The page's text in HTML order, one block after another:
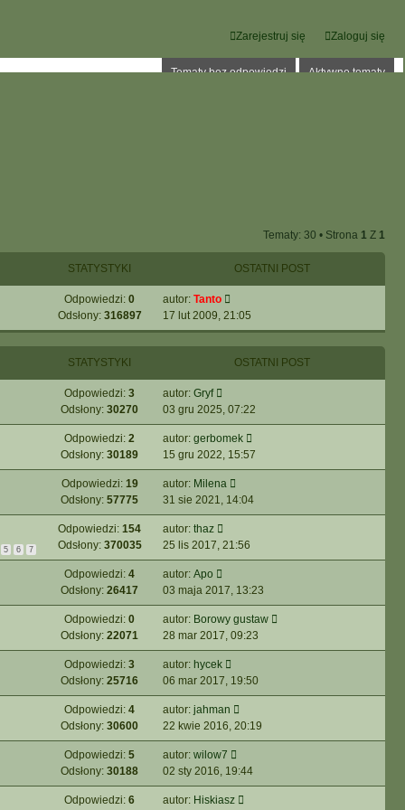
Zaloguj się
Zarejestruj się
Tematy bez odpowiedzi Aktywne tematy
Tematy: 30 • Strona 1 Z 1
STATYSTYKI OSTATNI POST
Odpowiedzi: 0
Odsłony: 316897
autor: Tanto
17 lut 2009, 21:05
STATYSTYKI OSTATNI POST
Odpowiedzi: 3
Odsłony: 30270
autor: Gryf
03 gru 2025, 07:22
Odpowiedzi: 2
Odsłony: 30189
autor: gerbomek
15 gru 2022, 15:57
Odpowiedzi: 19
Odsłony: 57775
autor: Milena
31 sie 2021, 14:04
5 6 7
Odpowiedzi: 154
Odsłony: 370035
autor: thaz
25 lis 2017, 21:56
Odpowiedzi: 4
Odsłony: 26417
autor: Apo
03 maja 2017, 13:23
Odpowiedzi: 0
Odsłony: 22071
autor: Borowy gustaw
28 mar 2017, 09:23
Odpowiedzi: 3
Odsłony: 25716
autor: hycek
06 mar 2017, 19:50
Odpowiedzi: 4
Odsłony: 30600
autor: jahman
22 kwie 2016, 20:19
Odpowiedzi: 5
Odsłony: 30188
autor: wilow7
02 sty 2016, 19:44
Odpowiedzi: 6
autor: Hiskiasz